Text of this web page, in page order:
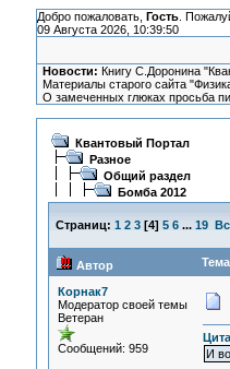
Добро пожаловать, Гость.
09 Августа 2026, 10:39:50
Новости: Книгу С.Доронина
Материалы старого сайта
О замеченных глюках просьба
Квантовый Портал
Разное
Общий раздел
Бомба 2012
Страниц: 1 2 3[4] 5 6 ... 19
Автор
Корнак7
Модератор своей темы
Ветеран
Сообщений: 959
И